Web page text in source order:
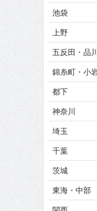
池袋
上野
五反田・品
錦糸町・小
都下
神奈川
埼玉
千葉
茨城
東海・中部